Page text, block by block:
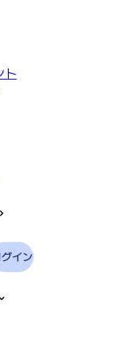
ト
イン